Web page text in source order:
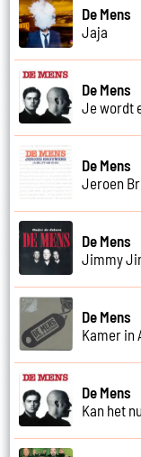
De Mens
Jaja
De Mens
Je wordt
De Mens
Jeroen
De Mens
Jimmy
De Mens
Kamer in
De Mens
Kan het nu